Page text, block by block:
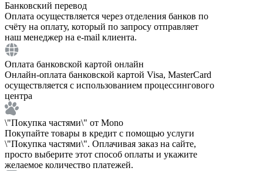
Банковский перевод
Оплата осуществляется через отделения банков по
счёту на оплату, который по запросу отправляет
наш менеджер на e-mail клиента.
Оплата банковской картой онлайн
Онлайн-оплата банковской картой Visa, MasterCard
осуществляется с использованием процессингового
центра
\"Покупка частями\" от Mono
Покупайте товары в кредит с помощью услуги
\"Покупка частями\". Оплачивая заказ на сайте,
просто выберите этот способ оплаты и укажите
желаемое количество платежей.